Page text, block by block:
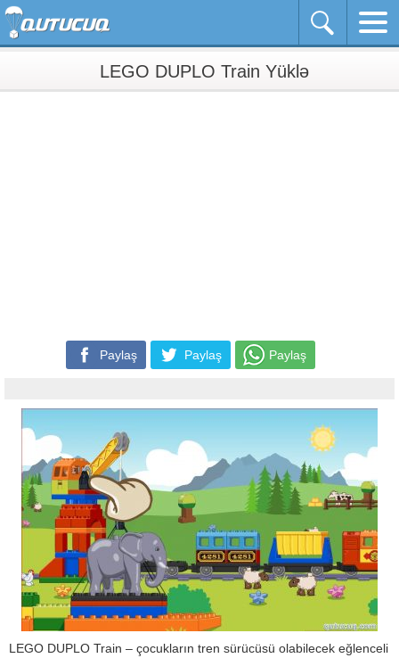
LEGO DUPLO Train Yüklə
Paylaş Paylaş Paylaş
LEGO DUPLO Train – çocukların tren sürücüsü olabilecek eğlenceli